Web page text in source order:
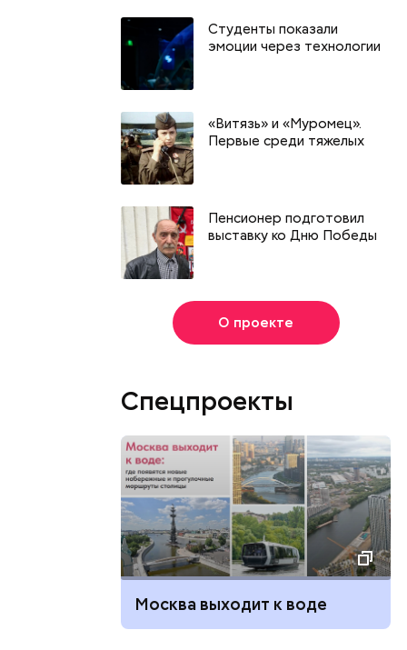
Студенты показали
эмоции через технологии
«Витязь» и «Муромец».
Первые среди тяжелых
Пенсионер подготовил
выставку ко Дню Победы
О проекте
Спецпроекты
Москва выходит к воде